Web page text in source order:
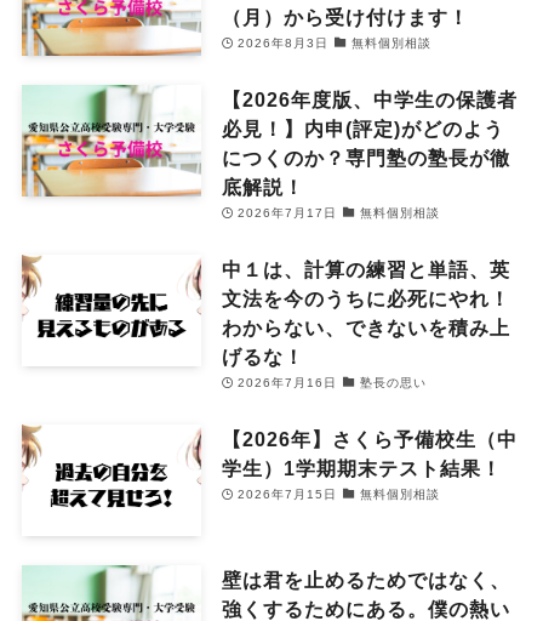
（月）から受け付けます！
2026年8月3日 無料個別相談
【2026年度版、中学生の保護者
必見！】内申(評定)がどのよう
につくのか？専門塾の塾長が徹
底解説！
2026年7月17日 無料個別相談
中１は、計算の練習と単語、英
文法を今のうちに必死にやれ！
わからない、できないを積み上
げるな！
2026年7月16日 塾長の思い
【2026年】さくら予備校生（中
学生）1学期期末テスト結果！
2026年7月15日 無料個別相談
壁は君を止めるためではなく、
強くするためにある。僕の熱い